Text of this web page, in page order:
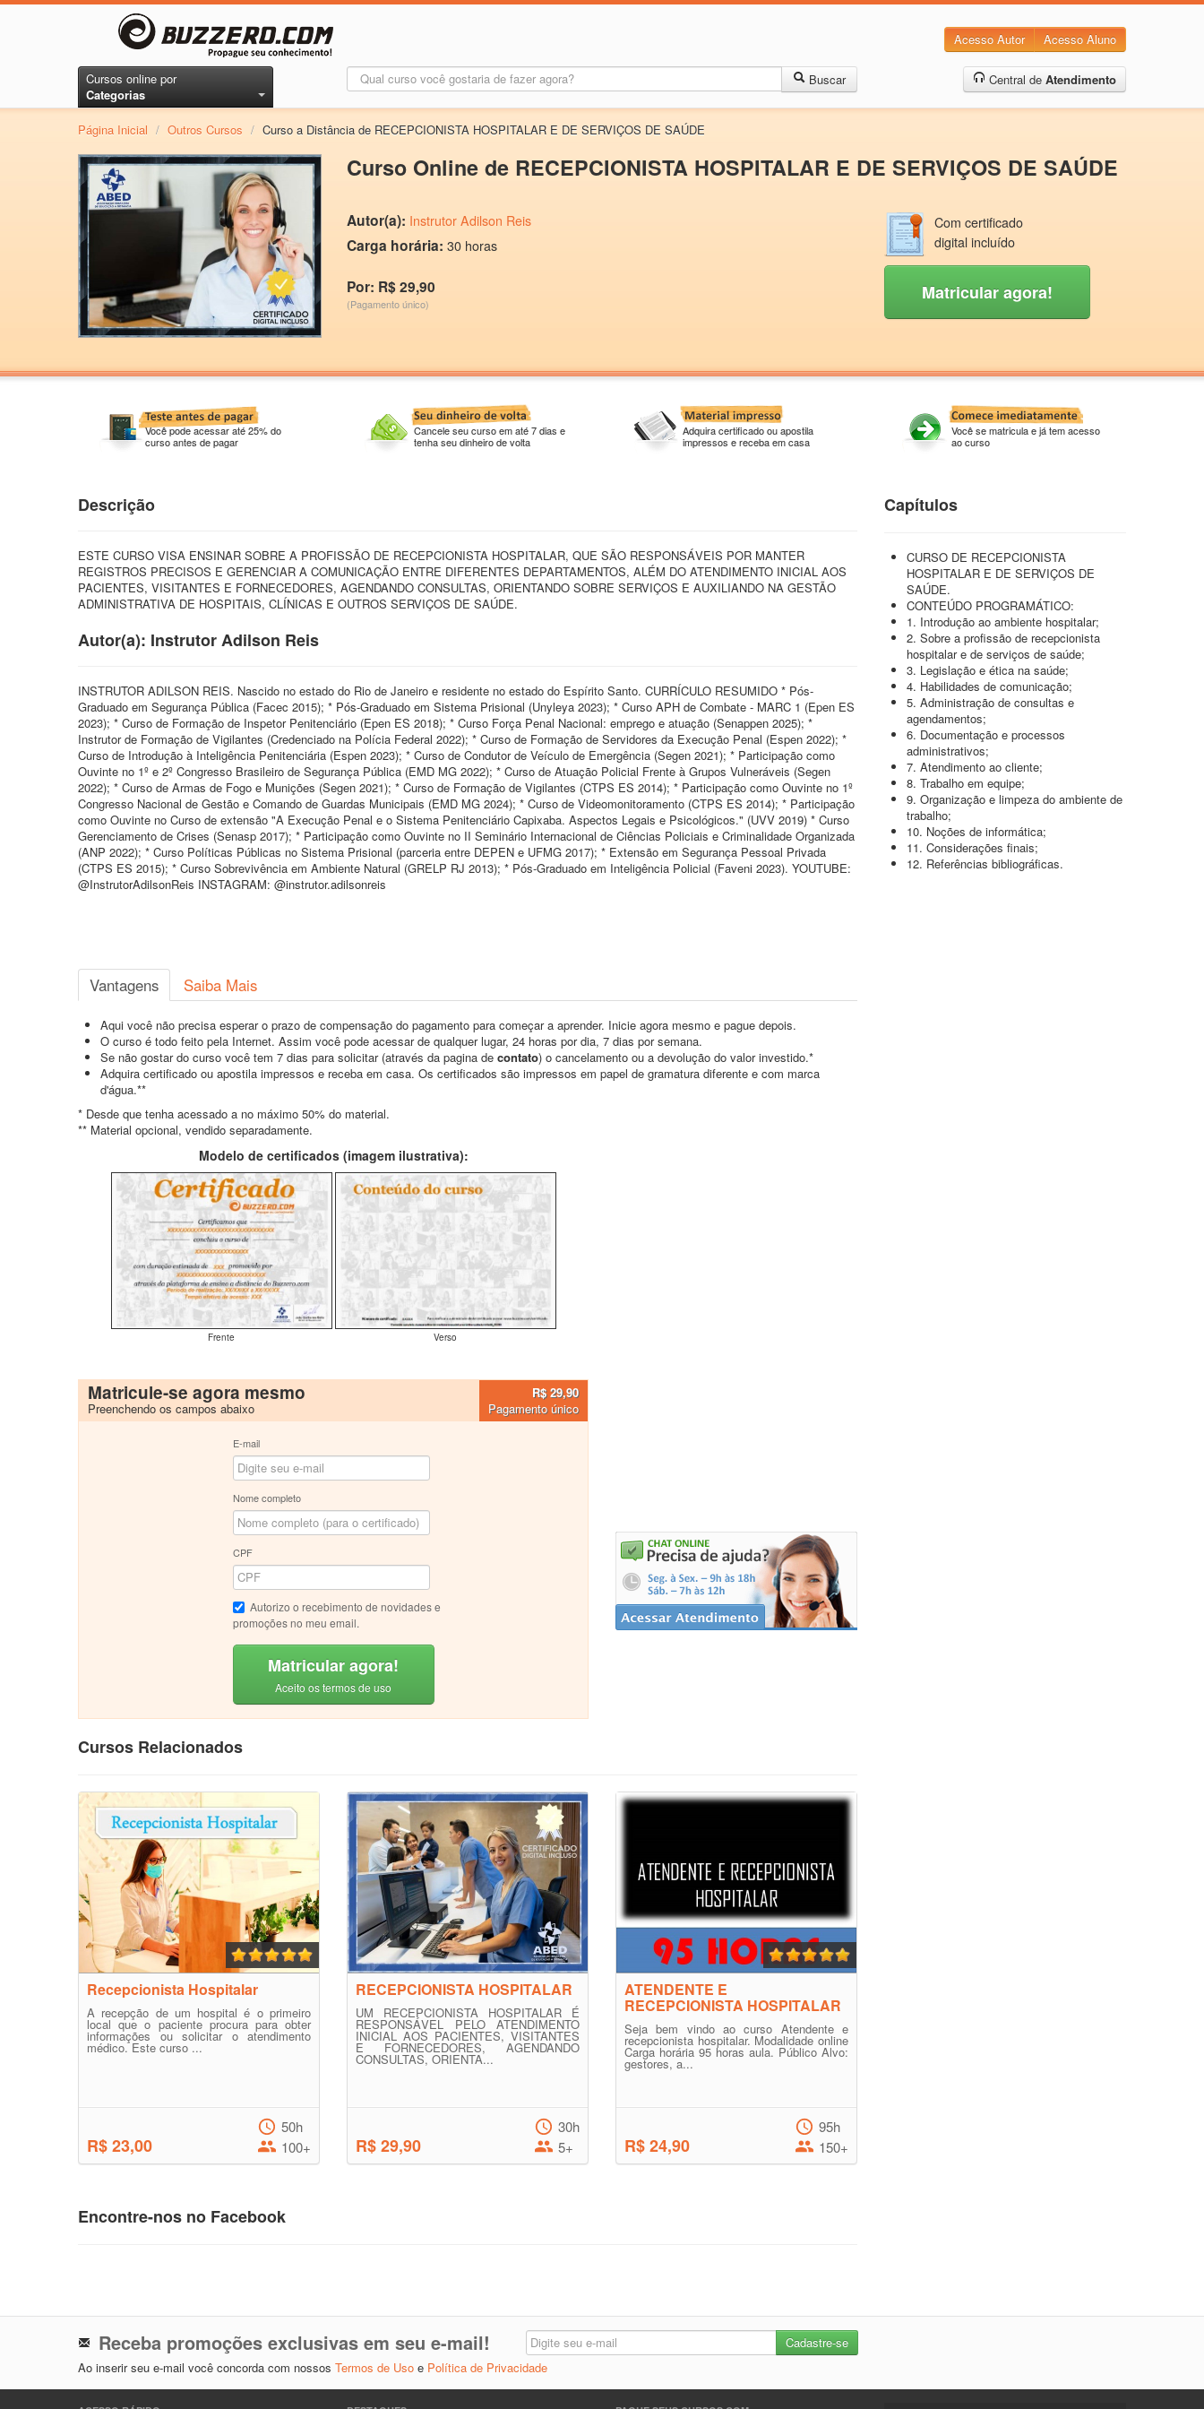
Acesso Autor Acesso Aluno
Cursos online por
Categorias
Buscar Central de Atendimento
Página Inicial / Outros Cursos / Curso a Distância de RECEPCIONISTA HOSPITALAR E DE SERVIÇOS DE SAÚDE
Curso Online de RECEPCIONISTA HOSPITALAR E DE SERVIÇOS DE SAÚDE
Autor(a): Instrutor Adilson Reis
Carga horária: 30 horas
Por: R$ 29,90
(Pagamento único)
Com certificado
digital incluído
Matricular agora!
Você pode acessar até 25% do
curso antes de pagar
Cancele seu curso em até 7 dias e
tenha seu dinheiro de volta
Adquira certificado ou apostila
impressos e receba em casa
Você se matricula e já tem acesso
ao curso
Descrição
ESTE CURSO VISA ENSINAR SOBRE A PROFISSÃO DE RECEPCIONISTA HOSPITALAR, QUE SÃO RESPONSÁVEIS POR MANTER
REGISTROS PRECISOS E GERENCIAR A COMUNICAÇÃO ENTRE DIFERENTES DEPARTAMENTOS, ALÉM DO ATENDIMENTO INICIAL AOS
PACIENTES, VISITANTES E FORNECEDORES, AGENDANDO CONSULTAS, ORIENTANDO SOBRE SERVIÇOS E AUXILIANDO NA GESTÃO
ADMINISTRATIVA DE HOSPITAIS, CLÍNICAS E OUTROS SERVIÇOS DE SAÚDE.
Autor(a): Instrutor Adilson Reis
INSTRUTOR ADILSON REIS. Nascido no estado do Rio de Janeiro e residente no estado do Espírito Santo. CURRÍCULO RESUMIDO * Pós-
Graduado em Segurança Pública (Facec 2015); * Pós-Graduado em Sistema Prisional (Unyleya 2023); * Curso APH de Combate - MARC 1 (Epen ES
2023); * Curso de Formação de Inspetor Penitenciário (Epen ES 2018); * Curso Força Penal Nacional: emprego e atuação (Senappen 2025); *
Instrutor de Formação de Vigilantes (Credenciado na Polícia Federal 2022); * Curso de Formação de Servidores da Execução Penal (Espen 2022); *
Curso de Introdução à Inteligência Penitenciária (Espen 2023); * Curso de Condutor de Veículo de Emergência (Segen 2021); * Participação como
Ouvinte no 1º e 2º Congresso Brasileiro de Segurança Pública (EMD MG 2022); * Curso de Atuação Policial Frente à Grupos Vulneráveis (Segen
2022); * Curso de Armas de Fogo e Munições (Segen 2021); * Curso de Formação de Vigilantes (CTPS ES 2014); * Participação como Ouvinte no 1º
Congresso Nacional de Gestão e Comando de Guardas Municipais (EMD MG 2024); * Curso de Videomonitoramento (CTPS ES 2014); * Participação
como Ouvinte no Curso de extensão "A Execução Penal e o Sistema Penitenciário Capixaba. Aspectos Legais e Psicológicos." (UVV 2019) * Curso
Gerenciamento de Crises (Senasp 2017); * Participação como Ouvinte no II Seminário Internacional de Ciências Policiais e Criminalidade Organizada
(ANP 2022); * Curso Políticas Públicas no Sistema Prisional (parceria entre DEPEN e UFMG 2017); * Extensão em Segurança Pessoal Privada
(CTPS ES 2015); * Curso Sobrevivência em Ambiente Natural (GRELP RJ 2013); * Pós-Graduado em Inteligência Policial (Faveni 2023). YOUTUBE:
@InstrutorAdilsonReis INSTAGRAM: @instrutor.adilsonreis
Vantagens Saiba Mais
Aqui você não precisa esperar o prazo de compensação do pagamento para começar a aprender. Inicie agora mesmo e pague depois.
O curso é todo feito pela Internet. Assim você pode acessar de qualquer lugar, 24 horas por dia, 7 dias por semana.
Se não gostar do curso você tem 7 dias para solicitar (através da pagina de contato) o cancelamento ou a devolução do valor investido.*
Adquira certificado ou apostila impressos e receba em casa. Os certificados são impressos em papel de gramatura diferente e com marca
d'água.**
* Desde que tenha acessado a no máximo 50% do material.
** Material opcional, vendido separadamente.
Modelo de certificados (imagem ilustrativa):
Frente Verso
Matricule-se agora mesmo
Preenchendo os campos abaixo
R$ 29,90
Pagamento único
E-mail
Nome completo
CPF
Autorizo o recebimento de novidades e
promoções no meu email.
Matricular agora!
Aceito os termos de uso
Cursos Relacionados
Recepcionista Hospitalar
A recepção de um hospital é o primeiro
local que o paciente procura para obter
informações ou solicitar o atendimento
médico. Este curso ...
R$ 23,00
50h
100+
RECEPCIONISTA HOSPITALAR
UM RECEPCIONISTA HOSPITALAR É
RESPONSÁVEL PELO ATENDIMENTO
INICIAL AOS PACIENTES, VISITANTES
E FORNECEDORES, AGENDANDO
CONSULTAS, ORIENTA...
R$ 29,90
30h
5+
ATENDENTE E
RECEPCIONISTA HOSPITALAR
Seja bem vindo ao curso Atendente e
recepcionista hospitalar. Modalidade online
Carga horária 95 horas aula. Público Alvo:
gestores, a...
R$ 24,90
95h
150+
Encontre-nos no Facebook
Capítulos
CURSO DE RECEPCIONISTA
HOSPITALAR E DE SERVIÇOS DE
SAÚDE.
CONTEÚDO PROGRAMÁTICO:
1. Introdução ao ambiente hospitalar;
2. Sobre a profissão de recepcionista
hospitalar e de serviços de saúde;
3. Legislação e ética na saúde;
4. Habilidades de comunicação;
5. Administração de consultas e
agendamentos;
6. Documentação e processos
administrativos;
7. Atendimento ao cliente;
8. Trabalho em equipe;
9. Organização e limpeza do ambiente de
trabalho;
10. Noções de informática;
11. Considerações finais;
12. Referências bibliográficas.
Receba promoções exclusivas em seu e-mail!
Ao inserir seu e-mail você concorda com nossos Termos de Uso e Política de Privacidade